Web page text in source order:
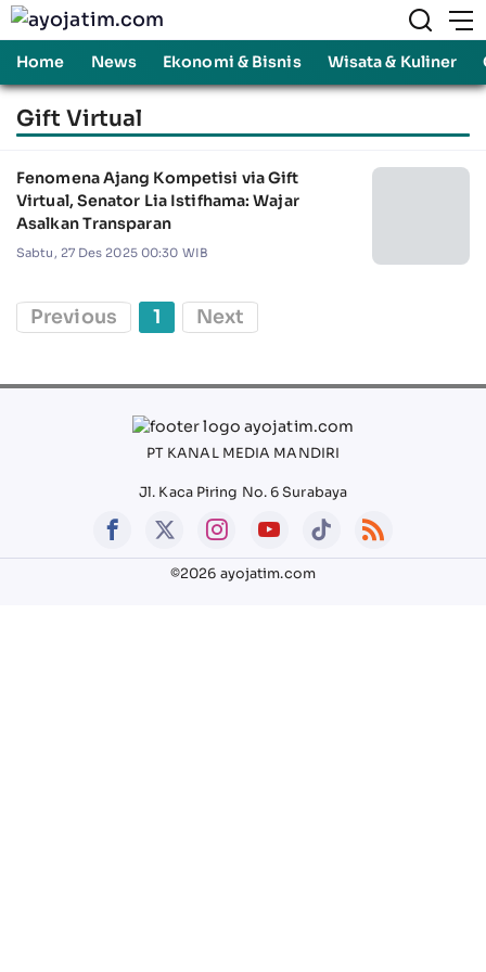
Home News Ekonomi & Bisnis Wisata & Kuliner
Gift Virtual
Fenomena Ajang Kompetisi via Gift
Virtual, Senator Lia Istifhama: Wajar
Asalkan Transparan
Sabtu, 27 Des 2025 00:30 WIB
Previous 1 Next
PT KANAL MEDIA MANDIRI
Jl. Kaca Piring No. 6 Surabaya
©2026 ayojatim.com